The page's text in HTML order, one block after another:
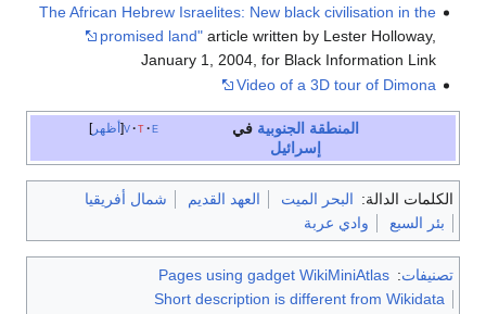
The African Hebrew
promised land"
January 1,
أظهر
القديم شمال أفريقيا
Pages
Short